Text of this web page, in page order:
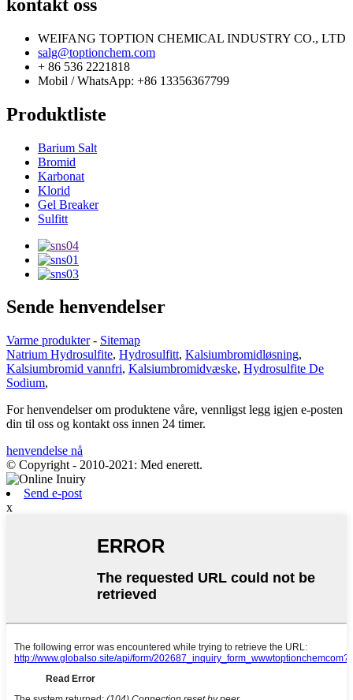
kontakt oss
WEIFANG TOPTION CHEMICAL INDUSTRY CO., LTD
salg@toptionchem.com
+ 86 536 2221818
Mobil / WhatsApp: +86 13356367799
Produktliste
Barium Salt
Bromid
Karbonat
Klorid
Gel Breaker
Sulfitt
Sende henvendelser
Varme produkter- Sitemap
Natrium Hydrosulfite, Hydrosulfitt, Kalsiumbromidløsning,
Kalsiumbromid vannfri, Kalsiumbromidvæske, Hydrosulfite De
Sodium,
For henvendelser om produktene våre, vennligst legg igjen e-posten
din til oss og kontakt oss innen 24 timer.
henvendelse nå
© Copyright - 2010-2021: Med enerett.
Send e-post
x